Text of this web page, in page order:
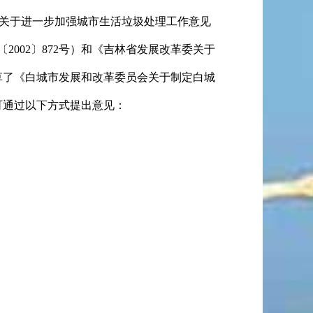
于进一步加强城市生活垃圾处理工作意见
2002 〕 872号） 和 《吉林省发展改革委关于
《白城市发展和改革委员会关于制定白城
过以下方式提出意见：